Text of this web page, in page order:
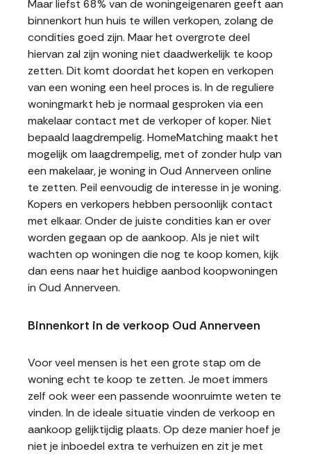
Maar liefst 68% van de woningeigenaren geeft aan
binnenkort hun huis te willen verkopen, zolang de
condities goed zijn. Maar het overgrote deel
hiervan zal zijn woning niet daadwerkelijk te koop
zetten. Dit komt doordat het kopen en verkopen
van een woning een heel proces is. In de reguliere
woningmarkt heb je normaal gesproken via een
makelaar contact met de verkoper of koper. Niet
bepaald laagdrempelig. HomeMatching maakt het
mogelijk om laagdrempelig, met of zonder hulp van
een makelaar, je woning in Oud Annerveen online
te zetten. Peil eenvoudig de interesse in je woning.
Kopers en verkopers hebben persoonlijk contact
met elkaar. Onder de juiste condities kan er over
worden gegaan op de aankoop. Als je niet wilt
wachten op woningen die nog te koop komen, kijk
dan eens naar het huidige aanbod koopwoningen
in Oud Annerveen.
Binnenkort in de verkoop Oud Annerveen
Voor veel mensen is het een grote stap om de
woning echt te koop te zetten. Je moet immers
zelf ook weer een passende woonruimte weten te
vinden. In de ideale situatie vinden de verkoop en
aankoop gelijktijdig plaats. Op deze manier hoef je
niet je inboedel extra te verhuizen en zit je met